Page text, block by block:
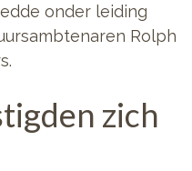
onder leiding
Rolph
zich